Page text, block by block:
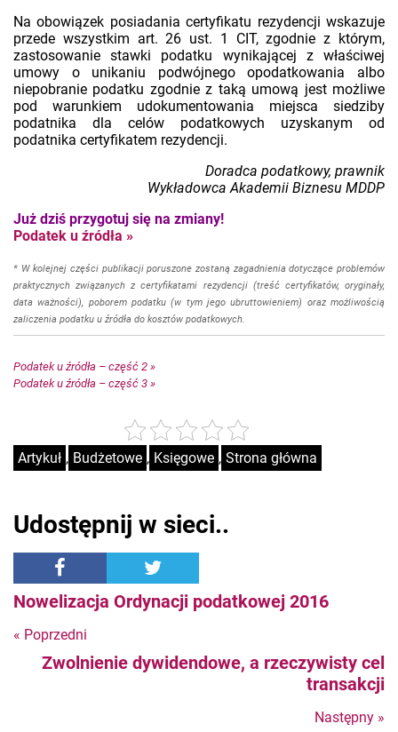
Na obowiązek posiadania certyfikatu rezydencji wskazuje
przede wszystkim art. 26 ust. 1 CIT, zgodnie z którym,
zastosowanie stawki podatku wynikającej z właściwej
umowy o unikaniu podwójnego opodatkowania albo
niepobranie podatku zgodnie z taką umową jest możliwe
pod warunkiem udokumentowania miejsca siedziby
podatnika dla celów podatkowych uzyskanym od
podatnika certyfikatem rezydencji.
Doradca podatkowy, prawnik
Wykładowca Akademii Biznesu MDDP
Już dziś przygotuj się na zmiany!
Podatek u źródła »
* W kolejnej części publikacji poruszone zostaną zagadnienia dotyczące problemów
praktycznych związanych z certyfikatami rezydencji (treść certyfikatów, oryginały,
data ważności), poborem podatku (w tym jego ubruttowieniem) oraz możliwością
zaliczenia podatku u źródła do kosztów podatkowych.
Podatek u źródła – część 2 »
Podatek u źródła – część 3 »
Artykuł , Budżetowe , Księgowe , Strona główna
Udostępnij w sieci..
Nowelizacja Ordynacji podatkowej 2016
« Poprzedni
Nastepny
Zwolnienie dywidendowe, a rzeczywisty cel
transakcji
Następny »